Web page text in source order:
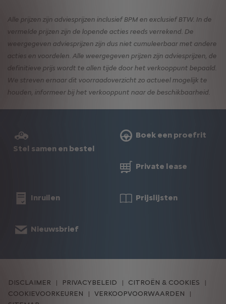
Alle prijzen zijn adviesprijzen inclusief BPM en exclusief BTW. In de
vermelde prijzen zijn de lopende acties reeds verrekend. De
weergegeven adviesprijzen zijn dus niet cumuleerbaar met andere
acties en voordelen. Alle weergegeven prijzen zijn adviesprijzen, de
definitieve prijs wordt te allen tijde door het verkooppunt bepaald.
We streven ernaar dit voorraadoverzicht zo actueel mogelijk te
houden, informeer bij het verkooppunt naar de beschikbaarheid.
Stel samen en bestel
Boek een proefrit
Private lease
Inruilen Prijslijsten
Nieuwsbrief
DISCLAIMER PRIVACYBELEID
CITROËN & COOKIES
COOKIEVOORKEUREN
VERKOOPVOORWAARDEN